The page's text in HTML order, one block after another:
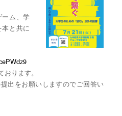
ム、学
と共に
ります。
出をお願いしますのでご回答い